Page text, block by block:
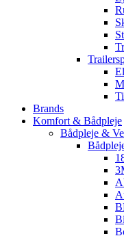
Brands
Komfort & Bådpleje
Bådpleje &